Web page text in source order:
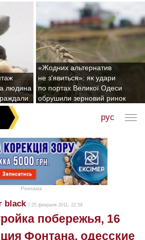
людина
«Жодних альтернатив
не з'явиться»: як удари
по портах Великої Одеси
обрушили зерновий ринок
рус
Реклама
black / 25 февраля 2011, 22:59
побережья, 16
Фонтана, одесские